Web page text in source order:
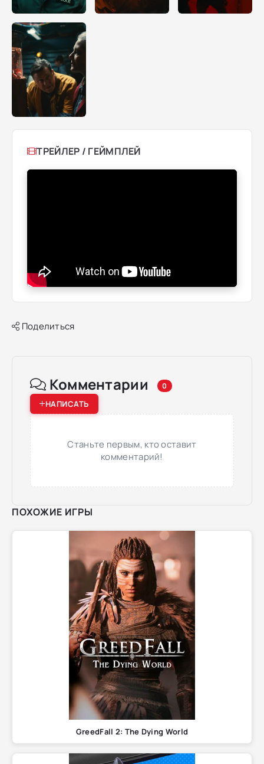
ТРЕЙЛЕР / ГЕЙМПЛЕЙ
Поделиться
Комментарии 0
НАПИСАТЬ
Станьте первым, кто оставит
комментарий!
ПОХОЖИЕ ИГРЫ
GreedFall 2: The Dying World